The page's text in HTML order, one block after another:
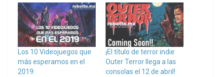
Los 10 Videojuegos que
más esperamos en el
2019.
¡El título de terror indie
Outer Terror llega a las
consolas el 12 de abril!